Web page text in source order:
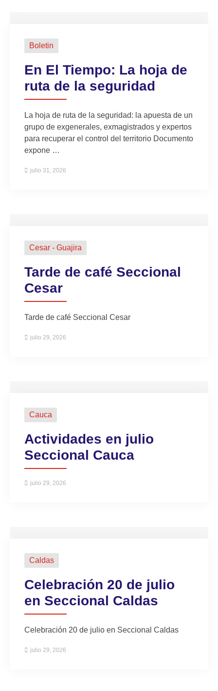
Boletin
En El Tiempo: La hoja de
ruta de la seguridad
La hoja de ruta de la seguridad: la apuesta de un
grupo de exgenerales, exmagistrados y expertos
para recuperar el control del territorio Documento
expone …
julio 31, 2026
Cesar - Guajira
Tarde de café Seccional
Cesar
Tarde de café Seccional Cesar
julio 29, 2026
Cauca
Actividades en julio
Seccional Cauca
julio 29, 2026
Caldas
Celebración 20 de julio
en Seccional Caldas
Celebración 20 de julio en Seccional Caldas
julio 29, 2026